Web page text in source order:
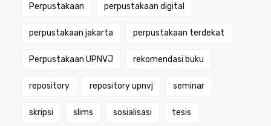
Perpustakaan perpustakaan digital
perpustakaan jakarta perpustakaan terdekat
Perpustakaan UPNVJ rekomendasi buku
repository repository upnvj seminar
skripsi slims sosialisasi tesis